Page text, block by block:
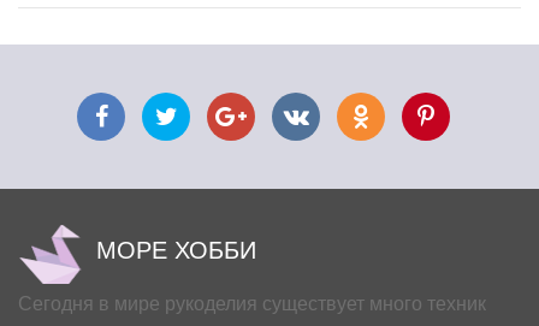
МОРЕ ХОББИ
Сегодня в мире рукоделия существует много техник